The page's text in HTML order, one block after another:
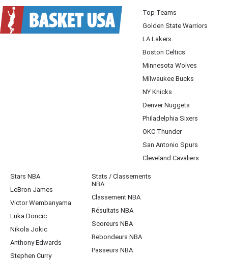
Top Teams
Golden State Warriors
LA Lakers
Boston Celtics
Minnesota Wolves
Milwaukee Bucks
NY Knicks
Denver Nuggets
Philadelphia Sixers
OKC Thunder
San Antonio Spurs
Cleveland Cavaliers
Stars NBA
LeBron James
Victor Wembanyama
Luka Doncic
Nikola Jokic
Anthony Edwards
Stephen Curry
Stats / Classements
NBA
Classement NBA
Résultats NBA
Scoreurs NBA
Rebondeurs NBA
Passeurs NBA